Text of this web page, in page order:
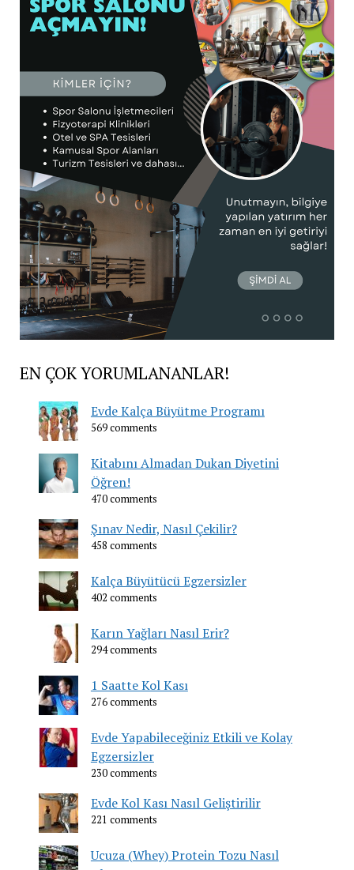
EN ÇOK YORUMLANANLAR!
Evde Kalça Büyütme Programı
569 comments
Kitabını Almadan Dukan Diyetini
Öğren!
470 comments
Şınav Nedir, Nasıl Çekilir?
458 comments
Kalça Büyütücü Egzersizler
402 comments
Karın Yağları Nasıl Erir?
294 comments
1 Saatte Kol Kası
276 comments
Evde Yapabileceğiniz Etkili ve Kolay
Egzersizler
230 comments
Evde Kol Kası Nasıl Geliştirilir
221 comments
Ucuza (Whey) Protein Tozu Nasıl